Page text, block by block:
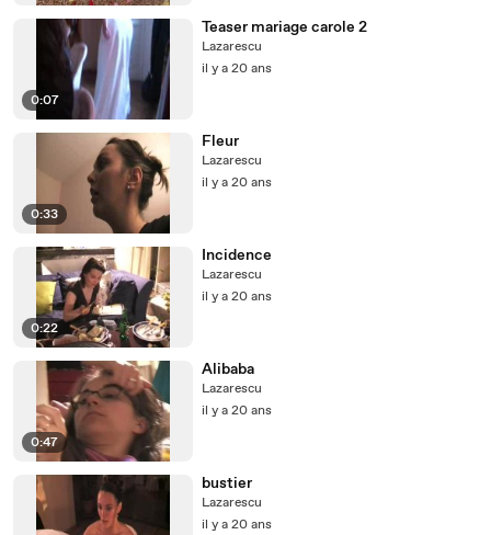
0:07
Teaser mariage carole 2
Lazarescu
il y a 20 ans
0:33
Fleur
Lazarescu
il y a 20 ans
0:22
Incidence
Lazarescu
il y a 20 ans
0:47
Alibaba
Lazarescu
il y a 20 ans
bustier
Lazarescu
il y a 20 ans